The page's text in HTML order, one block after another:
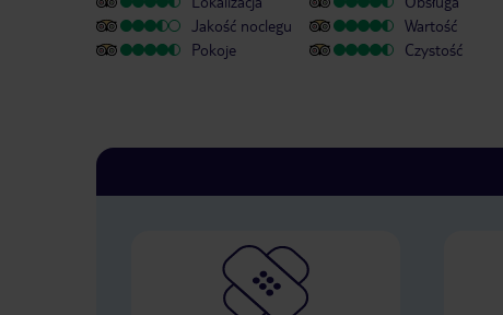
Jakość noclegu
Pokoje
Wartość
Czystość